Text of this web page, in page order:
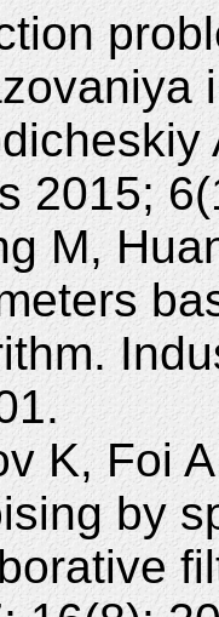
2015;
M,
K, Foi
by